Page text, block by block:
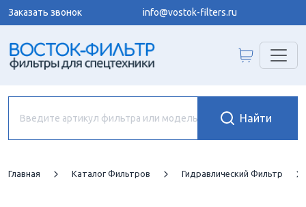
Заказать звонок info@vostok-filters.ru
Главная Каталог Фильтров Гидравлический Фильтр